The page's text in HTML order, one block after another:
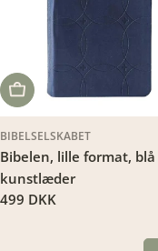
LÆG I KURV
BIBELSELSKABET
Bibelen, lille format, blå
kunstlæder
Translation
499 DKK